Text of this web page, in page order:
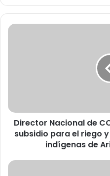
D
N
n
Director Nacional de
subsidio para el riego
indígenas de
C